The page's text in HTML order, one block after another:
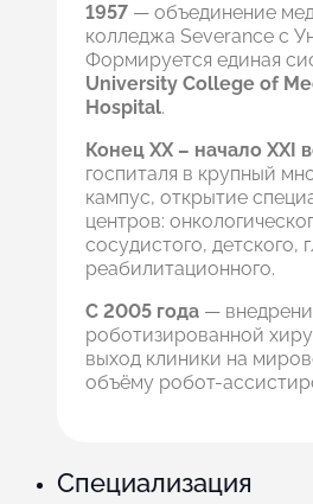
1957 — объединение
колледжа Severance с
Формируется единая
University College of
Hospital.
Конец XX – начало XXI
госпиталя в крупный
кампус, открытие
центров:
сосудистого, детского,
реабилитационного.
С 2005 года —
роботизированной
выход клиники на
объёму робот-
Cпециализация